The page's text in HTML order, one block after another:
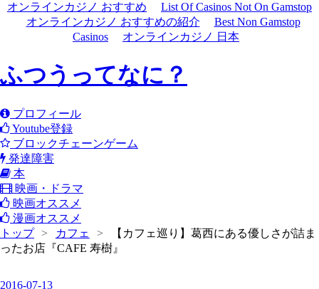
オンラインカジノ おすすめ
List Of Casinos Not On Gamstop
オンラインカジノ おすすめの紹介
Best Non Gamstop
Casinos
オンラインカジノ 日本
ふつうってなに？
プロフィール
Youtube登録
ブロックチェーンゲーム
発達障害
本
映画・ドラマ
映画オススメ
漫画オススメ
トップ
> カフェ >
【カフェ巡り】葛西にある優しさが詰ま
ったお店『CAFE 寿樹』
2016-07-13